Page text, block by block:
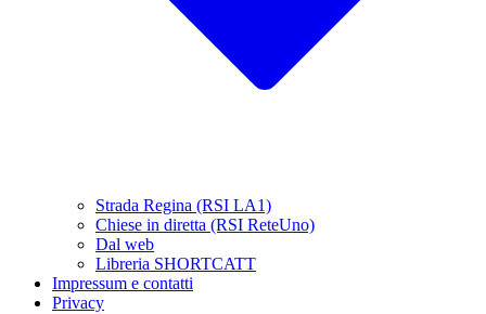
Strada Regina (RSI LA1)
Chiese in diretta (RSI ReteUno)
Dal web
Libreria SHORTCATT
Impressum e contatti
Privacy